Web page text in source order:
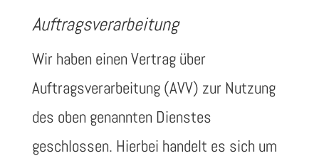
Auftragsverarbeitung
Wir haben einen Vertrag über
Auftragsverarbeitung (AVV) zur Nutzung
des oben genannten Dienstes
geschlossen. Hierbei handelt es sich um